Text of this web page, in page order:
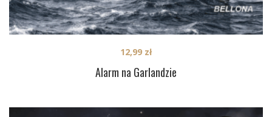
Alarm na Garlandzie
12,99 zł